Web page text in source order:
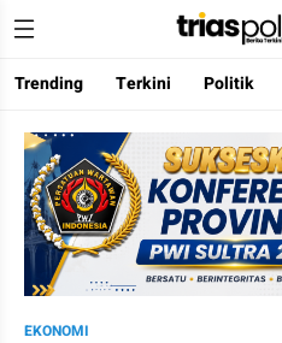
Berita Terkini &
Trending Terkini Politik
EKONOMI